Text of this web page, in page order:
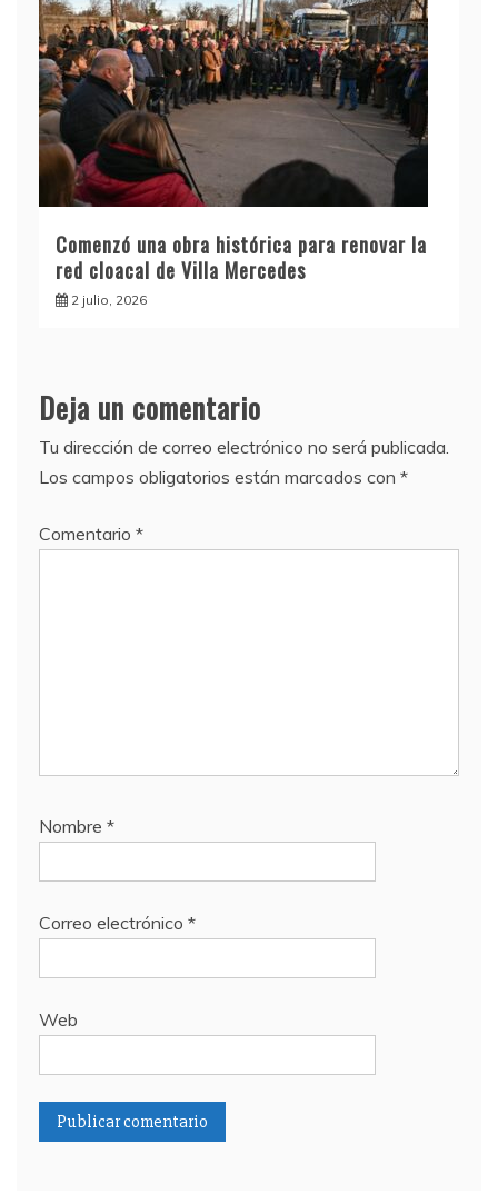
Comenzó una obra histórica para renovar la
red cloacal de Villa Mercedes
2 julio, 2026
Deja un comentario
Tu dirección de correo electrónico no será publicada.
Los campos obligatorios están marcados con *
Comentario *
Nombre *
Correo electrónico *
Web